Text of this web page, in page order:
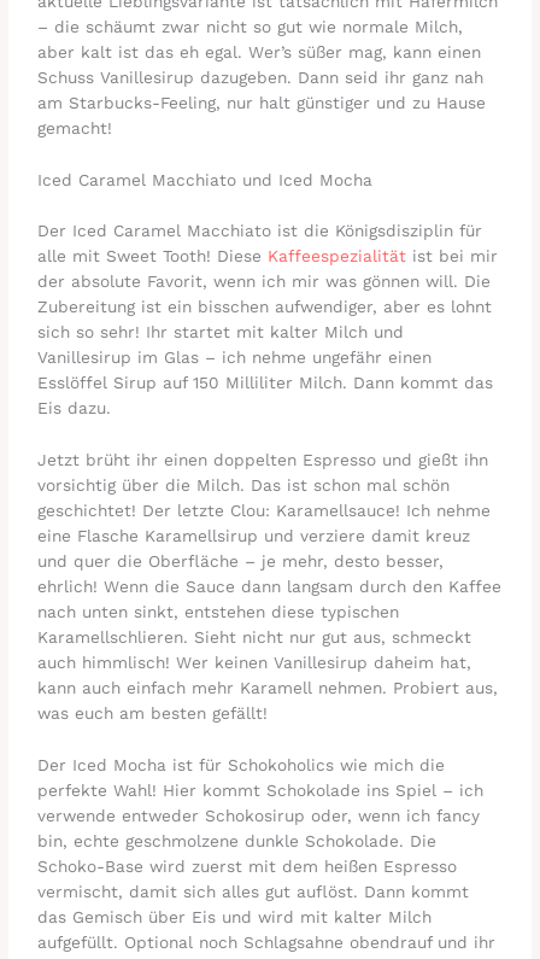
– die schäumt zwar nicht so gut wie normale Milch,
aber kalt ist das eh egal. Wer’s süßer mag, kann einen
Schuss Vanillesirup dazugeben. Dann seid ihr ganz nah
am Starbucks-Feeling, nur halt günstiger und zu Hause
gemacht!
Iced Caramel Macchiato und Iced Mocha
Der Iced Caramel Macchiato ist die Königsdisziplin für
alle mit Sweet Tooth! Diese Kaffeespezialität ist bei mir
der absolute Favorit, wenn ich mir was gönnen will. Die
Zubereitung ist ein bisschen aufwendiger, aber es lohnt
sich so sehr! Ihr startet mit kalter Milch und
Vanillesirup im Glas – ich nehme ungefähr einen
Esslöffel Sirup auf 150 Milliliter Milch. Dann kommt das
Eis dazu.
Jetzt brüht ihr einen doppelten Espresso und gießt ihn
vorsichtig über die Milch. Das ist schon mal schön
geschichtet! Der letzte Clou: Karamellsauce! Ich nehme
eine Flasche Karamellsirup und verziere damit kreuz
und quer die Oberfläche – je mehr, desto besser,
ehrlich! Wenn die Sauce dann langsam durch den Kaffee
nach unten sinkt, entstehen diese typischen
Karamellschlieren. Sieht nicht nur gut aus, schmeckt
auch himmlisch! Wer keinen Vanillesirup daheim hat,
kann auch einfach mehr Karamell nehmen. Probiert aus,
was euch am besten gefällt!
Der Iced Mocha ist für Schokoholics wie mich die
perfekte Wahl! Hier kommt Schokolade ins Spiel – ich
verwende entweder Schokosirup oder, wenn ich fancy
bin, echte geschmolzene dunkle Schokolade. Die
Schoko-Base wird zuerst mit dem heißen Espresso
vermischt, damit sich alles gut auflöst. Dann kommt
das Gemisch über Eis und wird mit kalter Milch
aufgefüllt. Optional noch Schlagsahne obendrauf und ihr